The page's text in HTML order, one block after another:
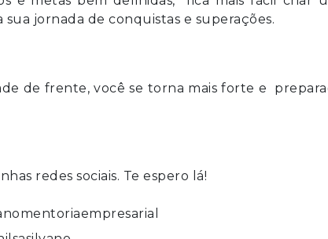
jornada de conquistas e superações.
de frente, você se torna mais forte e
redes sociais. Te espero lá!